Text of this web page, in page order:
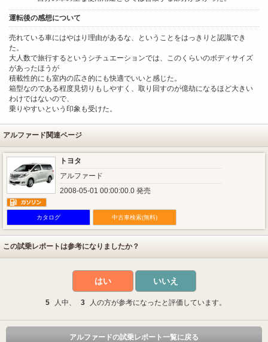
運転後の感想について
売れている車にはやはり理由があるな、ということをはっきりと認識でき
た。
大人数で旅行するというシチュエーションでは、このくらいのボディサイズ
があったほうが
積載性的にも室内の広さ的にも快適でいいと感じた。
箱型なのである程度見切りもしやすく、取り回すのが億劫になるほど大きい
わけではないので、
乗りやすいという印象も受けた。
アルファード関連ページ
トヨタ
アルファード
2008-05-01 00:00:00.0 発売
カタログ 中古車検索(無料)
この試乗レポートは参考になりましたか？
はい いいえ
5 人中、 3 人の方が参考になったと評価しています。
アルファードの試乗レポート一覧に戻る